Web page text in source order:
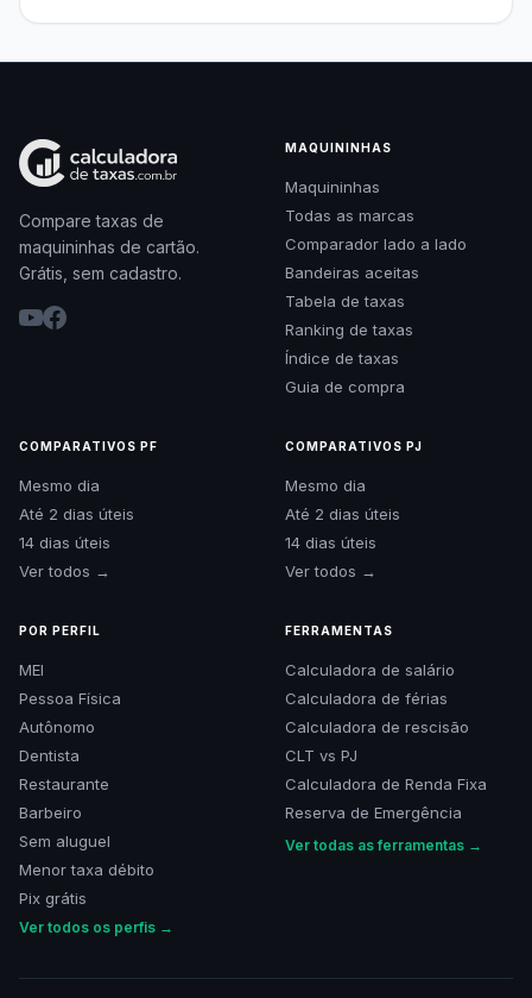
Compare taxas de
maquininhas de cartão.
Grátis, sem cadastro.
MAQUININHAS
Maquininhas
Todas as marcas
Comparador lado a lado
Bandeiras aceitas
Tabela de taxas
Ranking de taxas
Índice de taxas
Guia de compra
COMPARATIVOS PF
Mesmo dia
Até 2 dias úteis
14 dias úteis
Ver todos →
COMPARATIVOS PJ
Mesmo dia
Até 2 dias úteis
14 dias úteis
Ver todos →
POR PERFIL
MEI
Pessoa Física
Autônomo
Dentista
Restaurante
Barbeiro
Sem aluguel
Menor taxa débito
Pix grátis
Ver todos os perfis →
FERRAMENTAS
Calculadora de salário
Calculadora de férias
Calculadora de rescisão
CLT vs PJ
Calculadora de Renda Fixa
Reserva de Emergência
Ver todas as ferramentas →